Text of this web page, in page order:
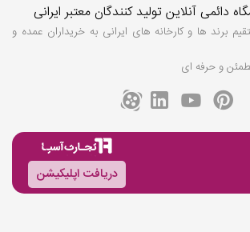
دائمی آنلاین تولید کنندگان معتبر ایرانی
برند ها و کارخانه های ایرانی به خریداران عمده و
و حرفه ای
دریافت اپلیکیشن